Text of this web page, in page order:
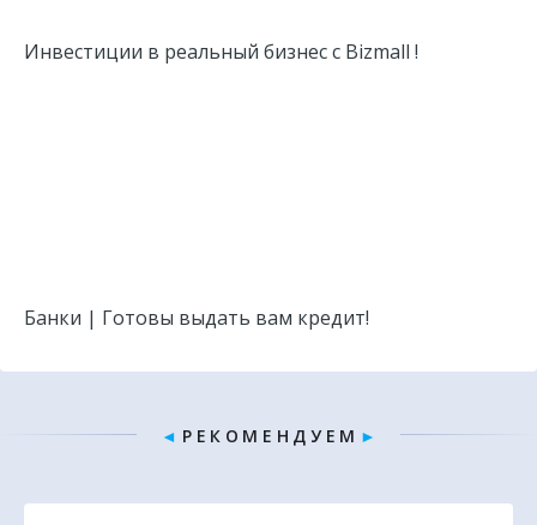
Инвестиции в реальный бизнес c Bizmall !
Банки | Готовы выдать вам кредит!
◄ Р Е К О М Е Н Д У Е М ►